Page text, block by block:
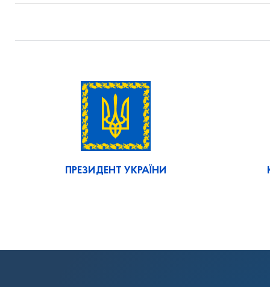
ПРЕЗИДЕНТ УКРАЇНИ